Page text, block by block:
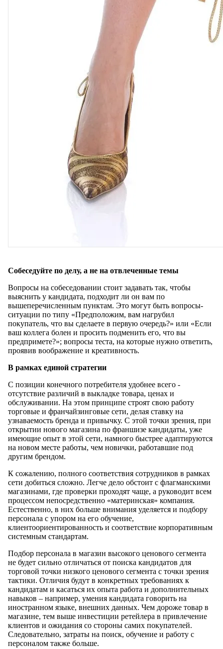
Собеседуйте по делу, а не на отвлеченные темы
Вопросы на собеседовании стоит задавать так, чтобы
выяснить у кандидата, подходит ли он вам по
вышеперечисленным пунктам. Это могут быть вопросы-
ситуации по типу «Предположим, вам нагрубил
покупатель, что вы сделаете в первую очередь?» или «Если
ваш коллега болен и просить подменить его, что вы
предпримете?»; вопросы теста, на которые нужно ответить,
проявив воображение и креативность.
В рамках единой стратегии
С позиции конечного потребителя удобнее всего -
отсутствие различий в выкладке товара, ценах и
обслуживании. На этом принципе строят свою работу
торговые и франчайзинговые сети, делая ставку на
узнаваемость бренда и привычку. С этой точки зрения, при
открытии нового магазина по франшизе кандидаты, уже
имеющие опыт в этой сети, намного быстрее адаптируются
на новом месте работы, чем новички, работавшие под
другим брендом.
К сожалению, полного соответствия сотрудников в рамках
сети добиться сложно. Легче дело обстоит с флагманскими
магазинами, где проверки проходят чаще, а руководит всем
процессом непосредственно «материнская» компания.
Естественно, в них больше внимания уделяется и подбору
персонала с упором на его обучение,
клиентоориентированность и соответствие корпоративным
системным стандартам.
Подбор персонала в магазин высокого ценового сегмента
не будет сильно отличаться от поиска кандидатов для
торговой точки низкого ценового сегмента с точки зрения
тактики. Отличия будут в конкретных требованиях к
кандидатам и касаться их опыта работа и дополнительных
навыков – например, умения кандидата говорить на
иностранном языке, внешних данных. Чем дороже товар в
магазине, тем выше инвестиции ретейлера в привлечение
клиентов и ожидания со стороны самих покупателей.
Следовательно, затраты на поиск, обучение и работу с
персоналом также больше.